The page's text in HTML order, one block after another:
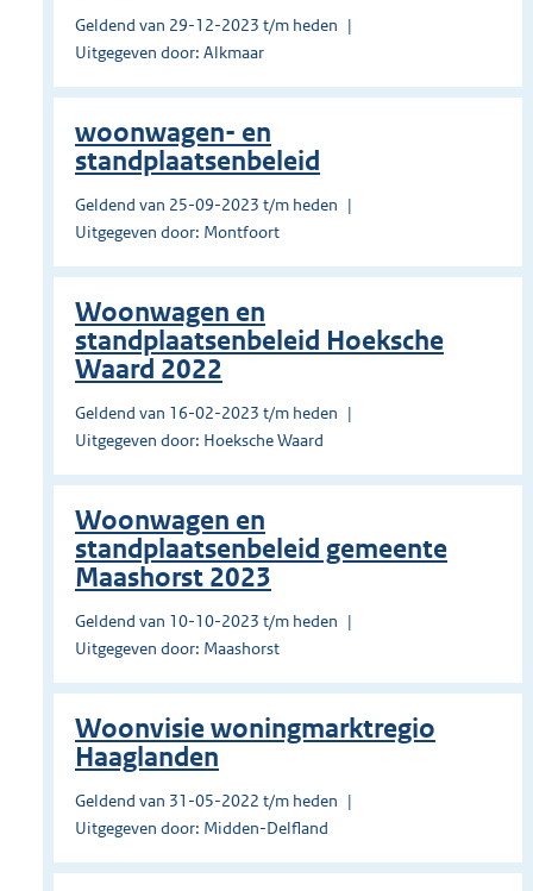
Geldend van 29-12-2023 t/m heden
Uitgegeven door: Alkmaar
woonwagen- en
standplaatsenbeleid
Geldend van 25-09-2023 t/m heden
Uitgegeven door: Montfoort
Woonwagen en
standplaatsenbeleid Hoeksche
Waard 2022
Geldend van 16-02-2023 t/m heden
Uitgegeven door: Hoeksche Waard
Woonwagen en
standplaatsenbeleid gemeente
Maashorst 2023
Geldend van 10-10-2023 t/m heden
Uitgegeven door: Maashorst
Woonvisie woningmarktregio
Haaglanden
Geldend van 31-05-2022 t/m heden
Uitgegeven door: Midden-Delfland